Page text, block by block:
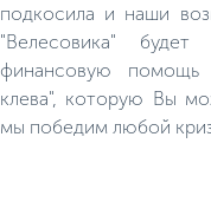
подкосила и наши
"Велесовика"
финансовую помощь
клева", которую Вы
мы победим любой